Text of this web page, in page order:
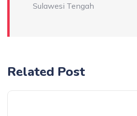
Sulawesi Tengah
Related Post